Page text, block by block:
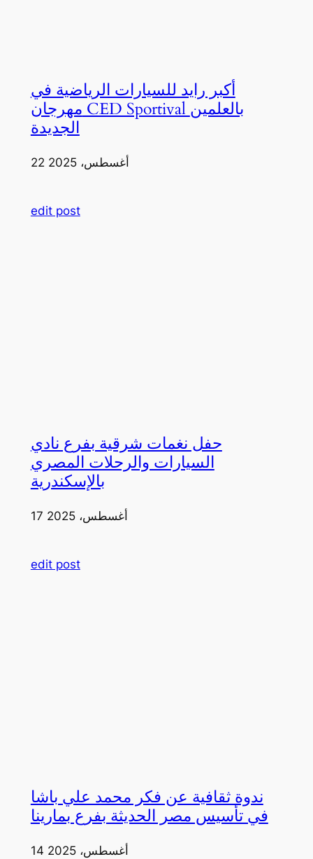
أكبر رايد للسيارات الرياضية في
مهرجان CED Sportival بالعلمين
الجديدة
22 أغسطس، 2025
edit post
حفل نغمات شرقية بفرع نادي
السيارات والرحلات المصري
بالإسكندرية
17 أغسطس، 2025
edit post
ندوة ثقافية عن فكر محمد علي باشا
في تأسيس مصر الحديثة بفرع بمارينا
14 أغسطس، 2025